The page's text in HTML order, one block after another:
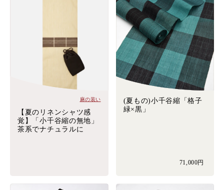
麻の装い
【夏のリネンシャツ感
覚】「小千谷縮の無地」
茶系でナチュラルに
(夏もの)小千谷縮「格子
緑×黒」
71,000円